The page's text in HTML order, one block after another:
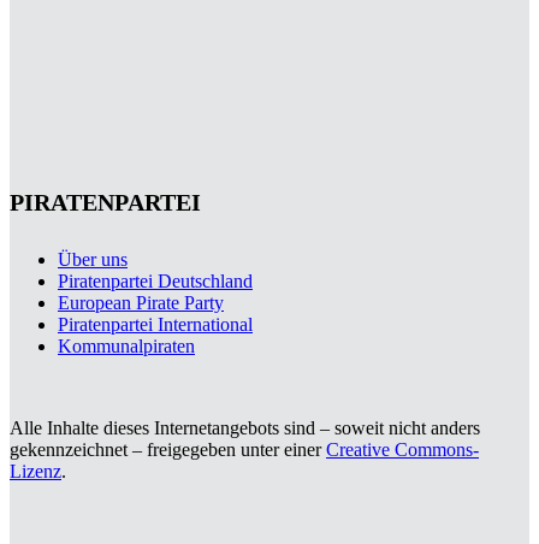
PIRATENPARTEI
Über uns
Piratenpartei Deutschland
European Pirate Party
Piratenpartei International
Kommunalpiraten
Alle Inhalte dieses Internetangebots sind – soweit nicht anders
gekennzeichnet – freigegeben unter einerCreative Commons-
Lizenz.